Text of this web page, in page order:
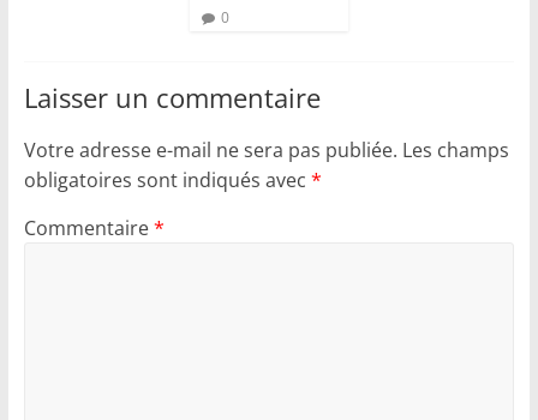
0
Laisser un commentaire
Votre adresse e-mail ne sera pas publiée. Les champs
obligatoires sont indiqués avec *
Commentaire*